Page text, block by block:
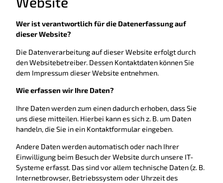
Wer ist verantwortlich für die Datenerfassung auf
dieser Website?
Die Datenverarbeitung auf dieser Website erfolgt durch
den Websitebetreiber. Dessen Kontaktdaten können Sie
dem Impressum dieser Website entnehmen.
Wie erfassen wir Ihre Daten?
Ihre Daten werden zum einen dadurch erhoben, dass Sie
uns diese mitteilen. Hierbei kann es sich z. B. um Daten
handeln, die Sie in ein Kontaktformular eingeben.
Andere Daten werden automatisch oder nach Ihrer
Einwilligung beim Besuch der Website durch unsere IT-
Systeme erfasst. Das sind vor allem technische Daten (z. B.
Internetbrowser, Betriebssystem oder Uhrzeit des